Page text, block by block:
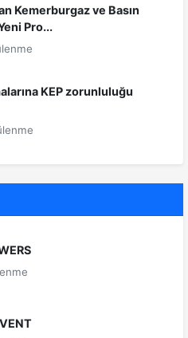
Kemerburgaz ve Basın
Pro...
KEP zorunluluğu